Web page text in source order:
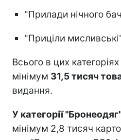
"Прилади нічного
"Приціли
Всього в цих
мінімум 31,5 тисяч
видання.
У категорії
мінімум 2,8 тисяч